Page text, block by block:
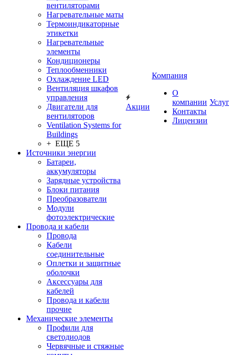
вентиляторами
Нагревательные маты
Термоиндикаторные
этикетки
Нагревательные
элементы
Кондиционеры
Теплообменники
Охлаждение LED
Вентиляция шкафов
управления
Двигатели для
вентиляторов
Ventilation Systems for
Buildings
+ ЕЩЕ 5
Источники энергии
Батареи,
аккумуляторы
Зарядные устройства
Блоки питания
Преобразователи
Модули
фотоэлектрические
Провода и кабели
Провода
Кабели
соединительные
Оплетки и защитные
оболочки
Аксессуары для
кабелей
Провода и кабели
прочие
Механические элементы
Профили для
светодиодов
Червячные и стяжные
Акции
Компания
О
компании
Контакты
Лицензии